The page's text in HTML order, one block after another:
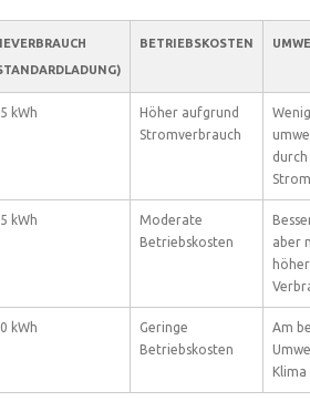
BETRIEBSKOSTEN
kWh
Höher aufgrund
Stromverbrauch
kWh
Moderate
Betriebskosten
aber
kWh
Geringe
Betriebskosten
Am
Klima